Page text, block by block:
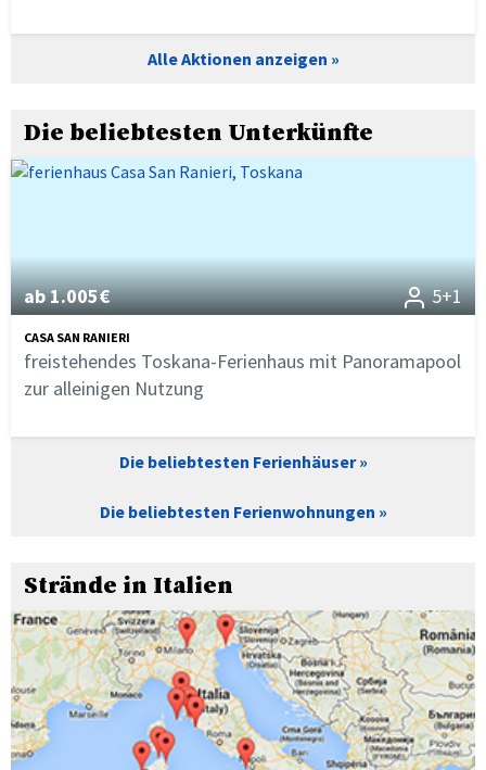
Alle Aktionen anzeigen
Die beliebtesten Unterkünfte
ab 1.005€ 5+1
CASA SAN RANIERI
freistehendes Toskana-Ferienhaus mit Panoramapool
zur alleinigen Nutzung
Die beliebtesten Ferienhäuser
Die beliebtesten Ferienwohnungen
Strände in Italien